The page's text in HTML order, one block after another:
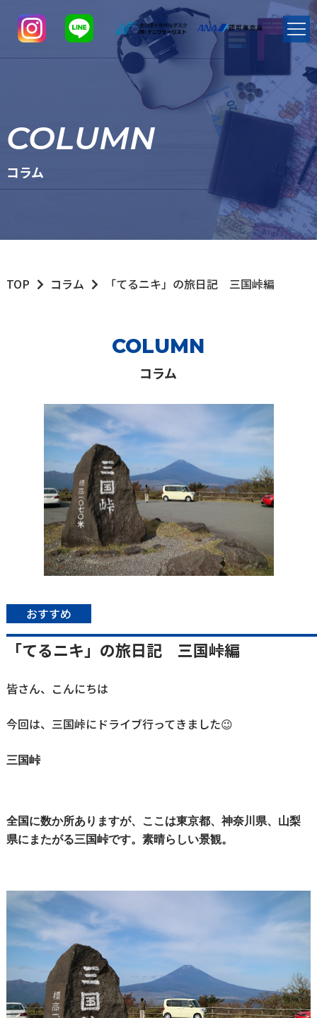
COLUMN
コラム
TOP コラム 「てるニキ」の旅日記 三国峠編
COLUMN
コラム
おすすめ
「てるニキ」の旅日記 三国峠編
皆さん、こんにちは
今回は、三国峠にドライブ行ってきました😉
三国峠
全国に数か所ありますが、ここは東京都、神奈川県、山梨
県にまたがる三国峠です。素晴らしい景観。